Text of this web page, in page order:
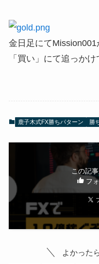
金日足にてMission001
「買い」にて追っか
鹿子木式FX勝ちパターン 勝
この記
フ
よかった